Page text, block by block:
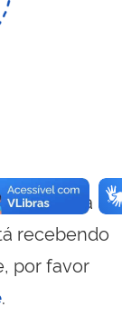
essa
recebendo
por favor
.